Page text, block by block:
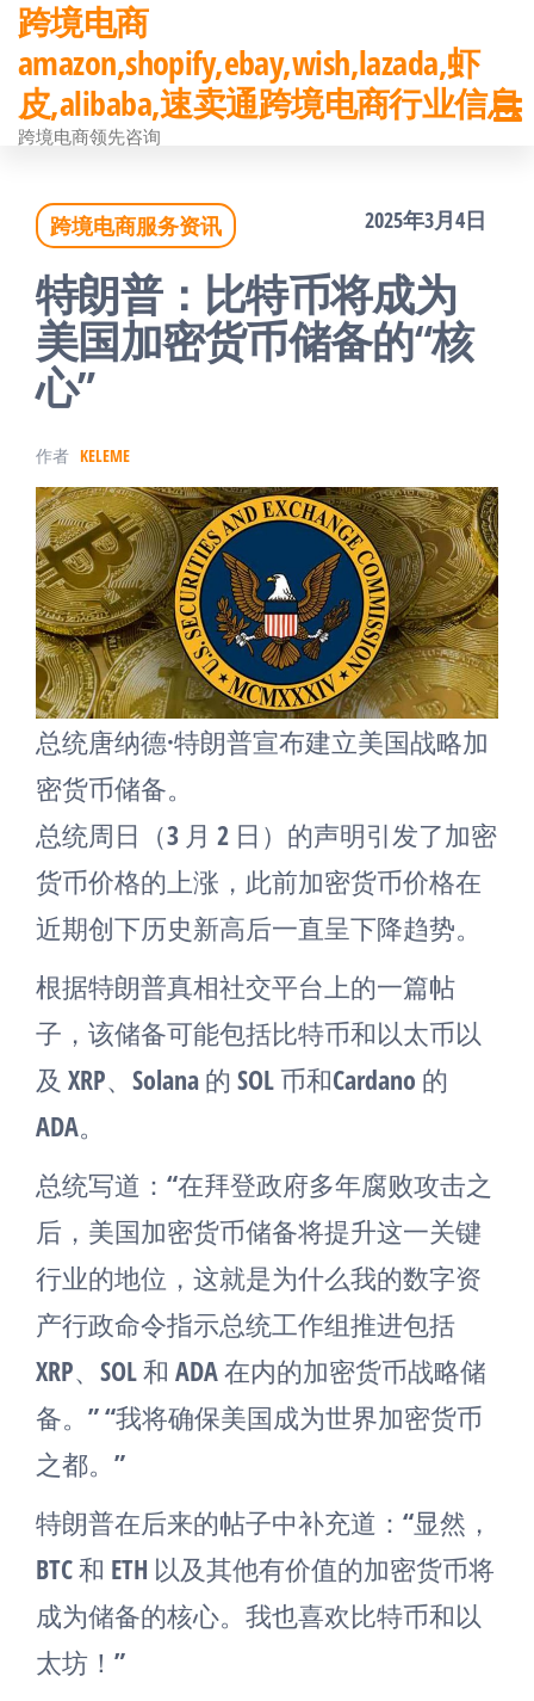
前
往
内
跨境电商
amazon,shopify,ebay,wish,lazada,虾
皮,alibaba,速卖通跨境电商行业信息
跨境电商领先咨询
跨境电商服务资讯 2025年3月4日
特朗普：比特币将成为
美国加密货币储备的“核
心”
作者 KELEME
总统唐纳德·特朗普宣布建立美国战略加
密货币储备。
总统周日（3 月 2 日）的声明引发了加密
货币价格的上涨，此前加密货币价格在
近期创下历史新高后一直呈下降趋势。
根据特朗普真相社交平台上的一篇帖
子，该储备可能包括比特币和以太币以
及 XRP、Solana 的 SOL 币和Cardano 的
ADA。
总统写道：“在拜登政府多年腐败攻击之
后，美国加密货币储备将提升这一关键
行业的地位，这就是为什么我的数字资
产行政命令指示总统工作组推进包括
XRP、SOL 和 ADA 在内的加密货币战略储
备。” “我将确保美国成为世界加密货币
之都。”
特朗普在后来的帖子中补充道：“显然，
BTC 和 ETH 以及其他有价值的加密货币将
成为储备的核心。我也喜欢比特币和以
太坊！”